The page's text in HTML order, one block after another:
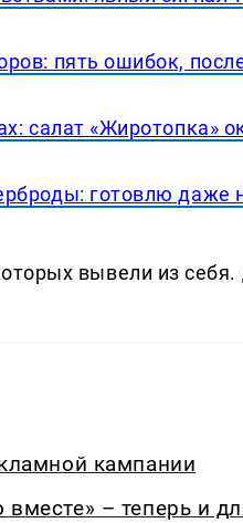
пять ошибок,
салат «Жиротопка»
готовлю даже
вывели из себя.
кампании
– теперь и